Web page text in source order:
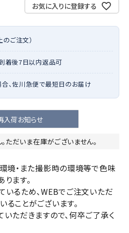
お気に入りに登録する
ご注文）
着後7日以内返品可
、佐川急便で最短日のお届け
入荷お知らせ
ただいま在庫がございません。
境・また撮影時の環境等で色味
ます。
るため、WEBでご注文いただ
ことがございます。
ただきますので、何卒ご了承く